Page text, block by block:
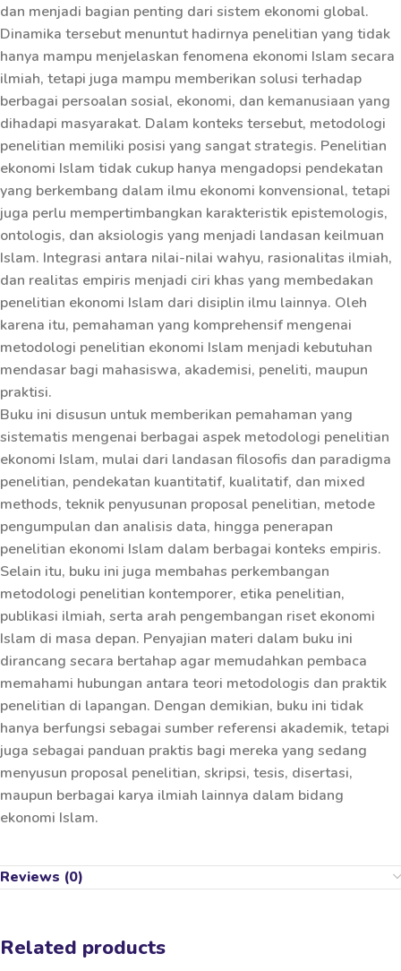
dan menjadi bagian penting dari sistem ekonomi global.
Dinamika tersebut menuntut hadirnya penelitian yang tidak
hanya mampu menjelaskan fenomena ekonomi Islam secara
ilmiah, tetapi juga mampu memberikan solusi terhadap
berbagai persoalan sosial, ekonomi, dan kemanusiaan yang
dihadapi masyarakat. Dalam konteks tersebut, metodologi
penelitian memiliki posisi yang sangat strategis. Penelitian
ekonomi Islam tidak cukup hanya mengadopsi pendekatan
yang berkembang dalam ilmu ekonomi konvensional, tetapi
juga perlu mempertimbangkan karakteristik epistemologis,
ontologis, dan aksiologis yang menjadi landasan keilmuan
Islam. Integrasi antara nilai-nilai wahyu, rasionalitas ilmiah,
dan realitas empiris menjadi ciri khas yang membedakan
penelitian ekonomi Islam dari disiplin ilmu lainnya. Oleh
karena itu, pemahaman yang komprehensif mengenai
metodologi penelitian ekonomi Islam menjadi kebutuhan
mendasar bagi mahasiswa, akademisi, peneliti, maupun
praktisi.
Buku ini disusun untuk memberikan pemahaman yang
sistematis mengenai berbagai aspek metodologi penelitian
ekonomi Islam, mulai dari landasan filosofis dan paradigma
penelitian, pendekatan kuantitatif, kualitatif, dan mixed
methods, teknik penyusunan proposal penelitian, metode
pengumpulan dan analisis data, hingga penerapan
penelitian ekonomi Islam dalam berbagai konteks empiris.
Selain itu, buku ini juga membahas perkembangan
metodologi penelitian kontemporer, etika penelitian,
publikasi ilmiah, serta arah pengembangan riset ekonomi
Islam di masa depan. Penyajian materi dalam buku ini
dirancang secara bertahap agar memudahkan pembaca
memahami hubungan antara teori metodologis dan praktik
penelitian di lapangan. Dengan demikian, buku ini tidak
hanya berfungsi sebagai sumber referensi akademik, tetapi
juga sebagai panduan praktis bagi mereka yang sedang
menyusun proposal penelitian, skripsi, tesis, disertasi,
maupun berbagai karya ilmiah lainnya dalam bidang
ekonomi Islam.
Reviews (0)
Related products